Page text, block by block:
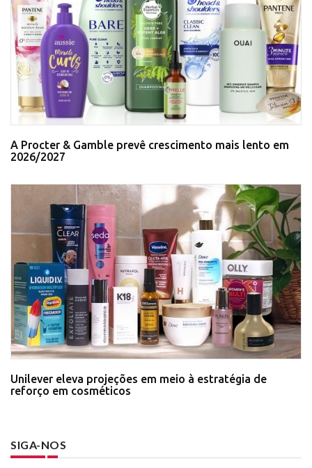
A Procter & Gamble prevê crescimento mais lento em
2026/2027
Unilever eleva projeções em meio à estratégia de
reforço em cosméticos
SIGA-NOS